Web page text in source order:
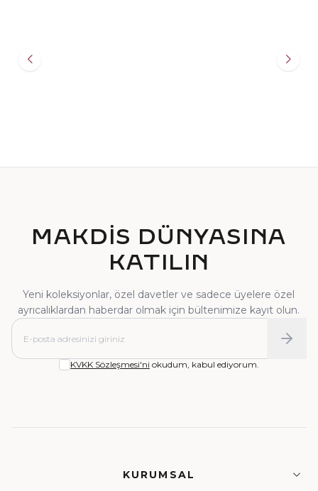
MAKDİS DÜNYASINA
KATILIN
Yeni koleksiyonlar, özel davetler ve sadece üyelere özel
ayrıcalıklardan haberdar olmak için bültenimize kayıt olun.
KVKK Sözleşmesi'ni okudum, kabul ediyorum.
KURUMSAL